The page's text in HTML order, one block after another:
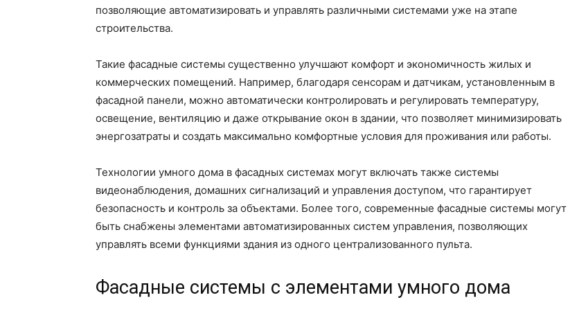
позволяющие автоматизировать и управлять различными системами уже на этапе
строительства.
Такие фасадные системы существенно улучшают комфорт и экономичность жилых и
коммерческих помещений. Например, благодаря сенсорам и датчикам, установленным в
фасадной панели, можно автоматически контролировать и регулировать температуру,
освещение, вентиляцию и даже открывание окон в здании, что позволяет минимизировать
энергозатраты и создать максимально комфортные условия для проживания или работы.
Технологии умного дома в фасадных системах могут включать также системы
видеонаблюдения, домашних сигнализаций и управления доступом, что гарантирует
безопасность и контроль за объектами. Более того, современные фасадные системы могут
быть снабжены элементами автоматизированных систем управления, позволяющих
управлять всеми функциями здания из одного централизованного пульта.
Фасадные системы с элементами умного дома